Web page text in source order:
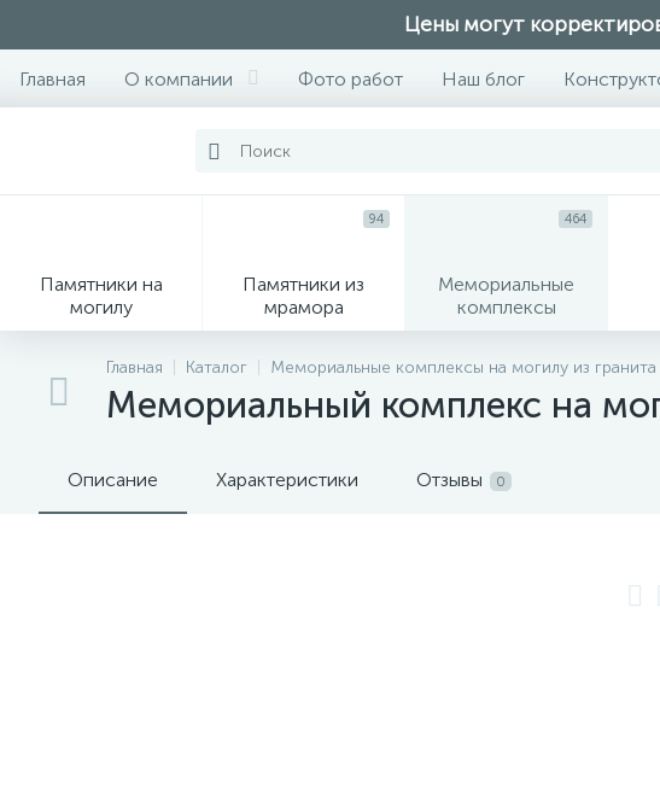
Цены могут
Главная О компании Фото работ Наш блог
Памятники на
могилу
Памятники из
мрамора
94
Мемориальные
комплексы
464
Вазы
Главная Каталог Мемориальные комплексы на могилу из
Мемориальный комплекс на
Описание Характеристики Отзывы 0